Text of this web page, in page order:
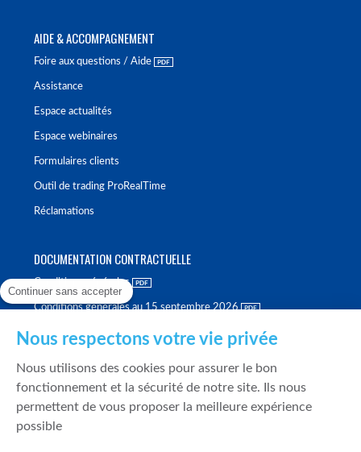
AIDE & ACCOMPAGNEMENT
Foire aux questions / Aide
Assistance
Espace actualités
Espace webinaires
Formulaires clients
Outil de trading ProRealTime
Réclamations
DOCUMENTATION CONTRACTUELLE
Conditions générales
Conditions générales au 15 septembre 2026
Politique de meilleure sélection
Politique de durabilité
Fonds de garantie des dépôts et de résolution
Continuer sans accepter
Nous respectons votre vie privée
Nous utilisons des cookies pour assurer le bon
fonctionnement et la sécurité de notre site. Ils nous
permettent de vous proposer la meilleure expérience
possible